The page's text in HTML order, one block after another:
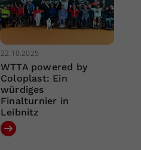
22.10.2025
WTTA powered by
Coloplast: Ein
würdiges
Finalturnier in
Leibnitz